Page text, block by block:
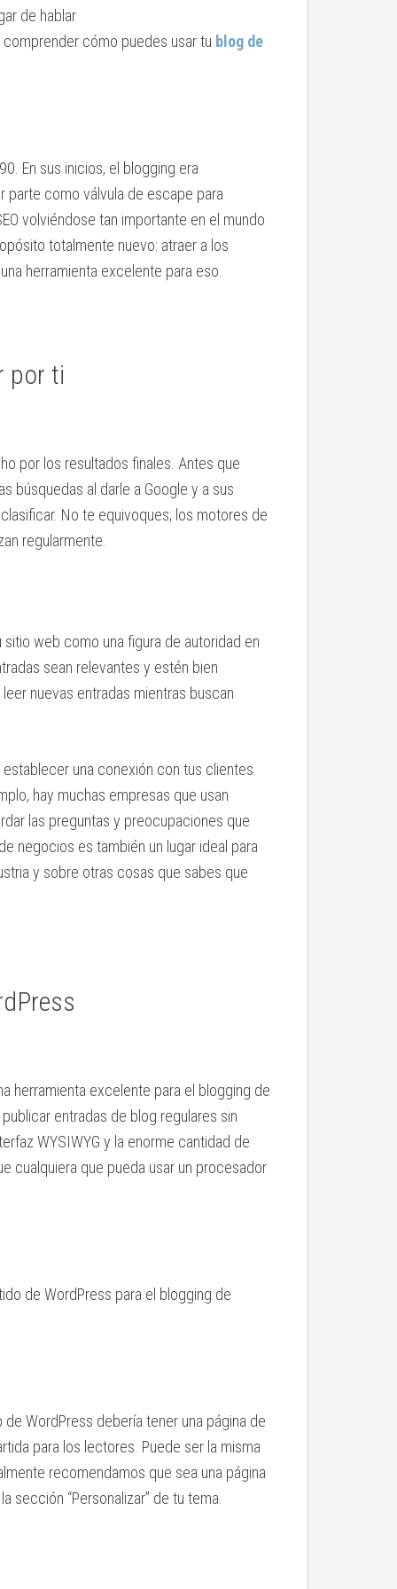
de hablar
cómo puedes usar tu blog de
En sus inicios, el blogging era
parte como válvula de escape para
volviéndose tan importante en el mundo
totalmente nuevo: atraer a los
herramienta excelente para eso.
por ti
por los resultados finales. Antes que
búsquedas al darle a Google y a sus
No te equivoques; los motores de
regularmente.
web como una figura de autoridad en
sean relevantes y estén bien
nuevas entradas mientras buscan
una conexión con tus clientes
hay muchas empresas que usan
las preguntas y preocupaciones que
negocios es también un lugar ideal para
y sobre otras cosas que sabes que
herramienta excelente para el blogging de
entradas de blog regulares sin
WYSIWYG y la enorme cantidad de
cualquiera que pueda usar un procesador
de WordPress para el blogging de
WordPress debería tener una página de
para los lectores. Puede ser la misma
recomendamos que sea una página
sección “Personalizar” de tu tema.